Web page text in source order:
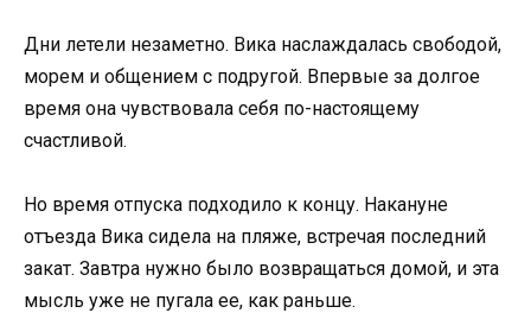
Дни летели незаметно. Вика наслаждалась свободой,
морем и общением с подругой. Впервые за долгое
время она чувствовала себя по-настоящему
счастливой.
Но время отпуска подходило к концу. Накануне
отъезда Вика сидела на пляже, встречая последний
закат. Завтра нужно было возвращаться домой, и эта
мысль уже не пугала ее, как раньше.